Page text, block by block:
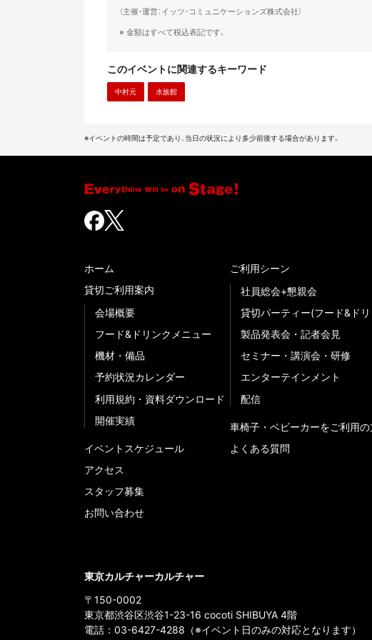
（主催・運営：イッツ・コミュニケーションズ株式会社）
※ 金額はすべて税込表記です。
このイベントに関連するキーワード
中村元 水族館
※イベントの時間は予定であり、当日の状況により多少前後する場合があります。
ホーム
貸切ご利用案内
会場概要
フード&ドリンクメニュー
機材・備品
予約状況カレンダー
利用規約・資料ダウンロード
開催実績
イベントスケジュール
アクセス
スタッフ募集
お問い合わせ
ご利用シーン
社員総会+懇親会
貸切パーティー(フード&ド
製品発表会・記者会見
セミナー・講演会・研修
エンターテインメント
配信
車椅子・ベビーカーをご利用
よくある質問
東京カルチャーカルチャー
〒150-0002
東京都渋谷区渋谷1-23-16 cocoti SHIBUYA 4階
電話： 03-6427-4288 （※イベント日のみの対応となります）